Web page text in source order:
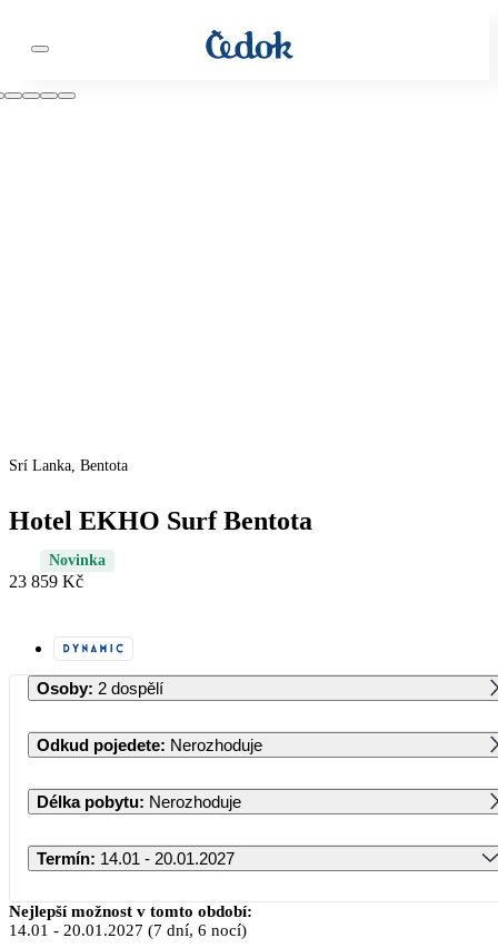
Srí Lanka, Bentota
Hotel EKHO Surf Bentota
Novinka
23 859 Kč
Osoby: 2 dospělí
Odkud pojedete: Nerozhoduje
Délka pobytu: Nerozhoduje
Termín: 14.01 - 20.01.2027
Leden 2027
Nejlepší možnost v tomto období:
14.01 - 20.01.2027 (7 dní, 6 nocí)